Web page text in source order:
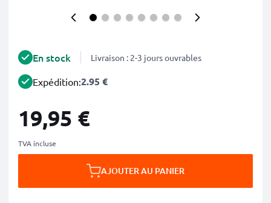
En stock Livraison : 2-3 jours ouvrables
Expédition:2.95 €
19,95 €
TVA incluse
AJOUTER AU PANIER